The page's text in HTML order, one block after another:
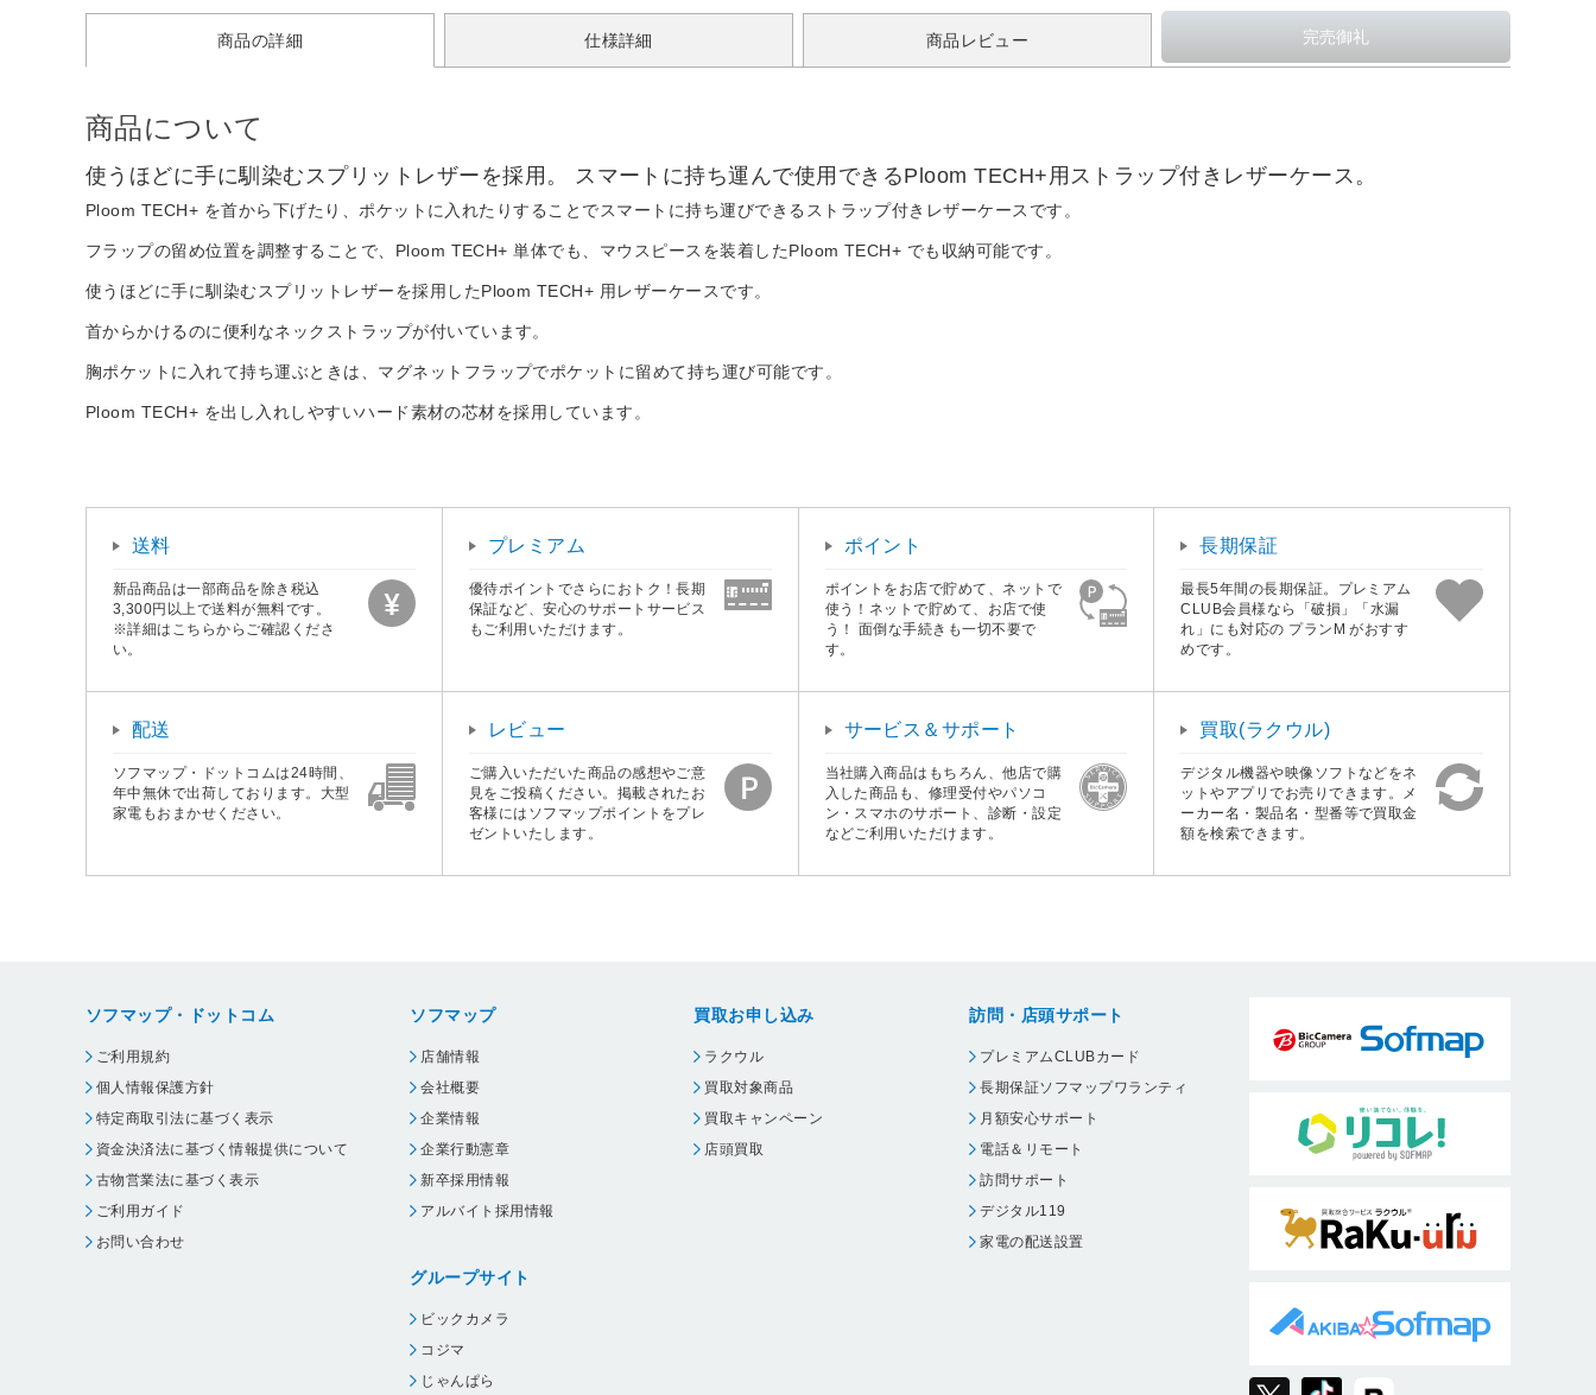
商品の詳細 仕様詳細 商品レビュー
商品について
使うほどに手に馴染むスプリットレザーを採用。 スマートに持ち運んで使用できるPloom TECH+用ストラップ付きレザーケース。
Ploom TECH+ を首から下げたり、ポケットに入れたりすることでスマートに持ち運びできるストラップ付きレザーケースです。
フラップの留め位置を調整することで、Ploom TECH+ 単体でも、マウスピースを装着したPloom TECH+ でも収納可能です。
使うほどに手に馴染むスプリットレザーを採用したPloom TECH+ 用レザーケースです。
首からかけるのに便利なネックストラップが付いています。
胸ポケットに入れて持ち運ぶときは、マグネットフラップでポケットに留めて持ち運び可能です。
Ploom TECH+ を出し入れしやすいハード素材の芯材を採用しています。
送料
新品商品は一部商品を除き税込
3,300円以上で送料が無料です。
※詳細はこちらからご確認くださ
い。
プレミアム
優待ポイントでさらにおトク！長期
保証など、安心のサポートサービス
もご利用いただけます。
ポイント
ポイントをお店で貯めて、ネットで
使う！ネットで貯めて、お店で使
う！ 面倒な手続きも一切不要で
す。
長期保証
最長5年間の長期保証。プレミアム
CLUB会員様なら「破損」「水漏
れ」にも対応の プランM がおすす
めです。
配送
ソフマップ・ドットコムは24時間、
年中無休で出荷しております。大型
家電もおまかせください。
レビュー
ご購入いただいた商品の感想やご意
見をご投稿ください。掲載されたお
客様にはソフマップポイントをプレ
ゼントいたします。
サービス＆サポート
当社購入商品はもちろん、他店で購
入した商品も、修理受付やパソコ
ン・スマホのサポート、診断・設定
などご利用いただけます。
買取(ラクウル)
デジタル機器や映像ソフトなどをネ
ットやアプリでお売りできます。メ
ーカー名・製品名・型番等で買取金
額を検索できます。
ソフマップ・ドットコム
ご利用規約
個人情報保護方針
特定商取引法に基づく表示
資金決済法に基づく情報提供について
古物営業法に基づく表示
ご利用ガイド
お問い合わせ
ソフマップ
店舗情報
会社概要
企業情報
企業行動憲章
新卒採用情報
アルバイト採用情報
グループサイト
ビックカメラ
コジマ
じゃんぱら
買取お申し込み
ラクウル
買取対象商品
買取キャンペーン
店頭買取
訪問・店頭サポート
プレミアムCLUBカード
長期保証ソフマップワランティ
月額安心サポート
電話＆リモート
訪問サポート
デジタル119
家電の配送設置